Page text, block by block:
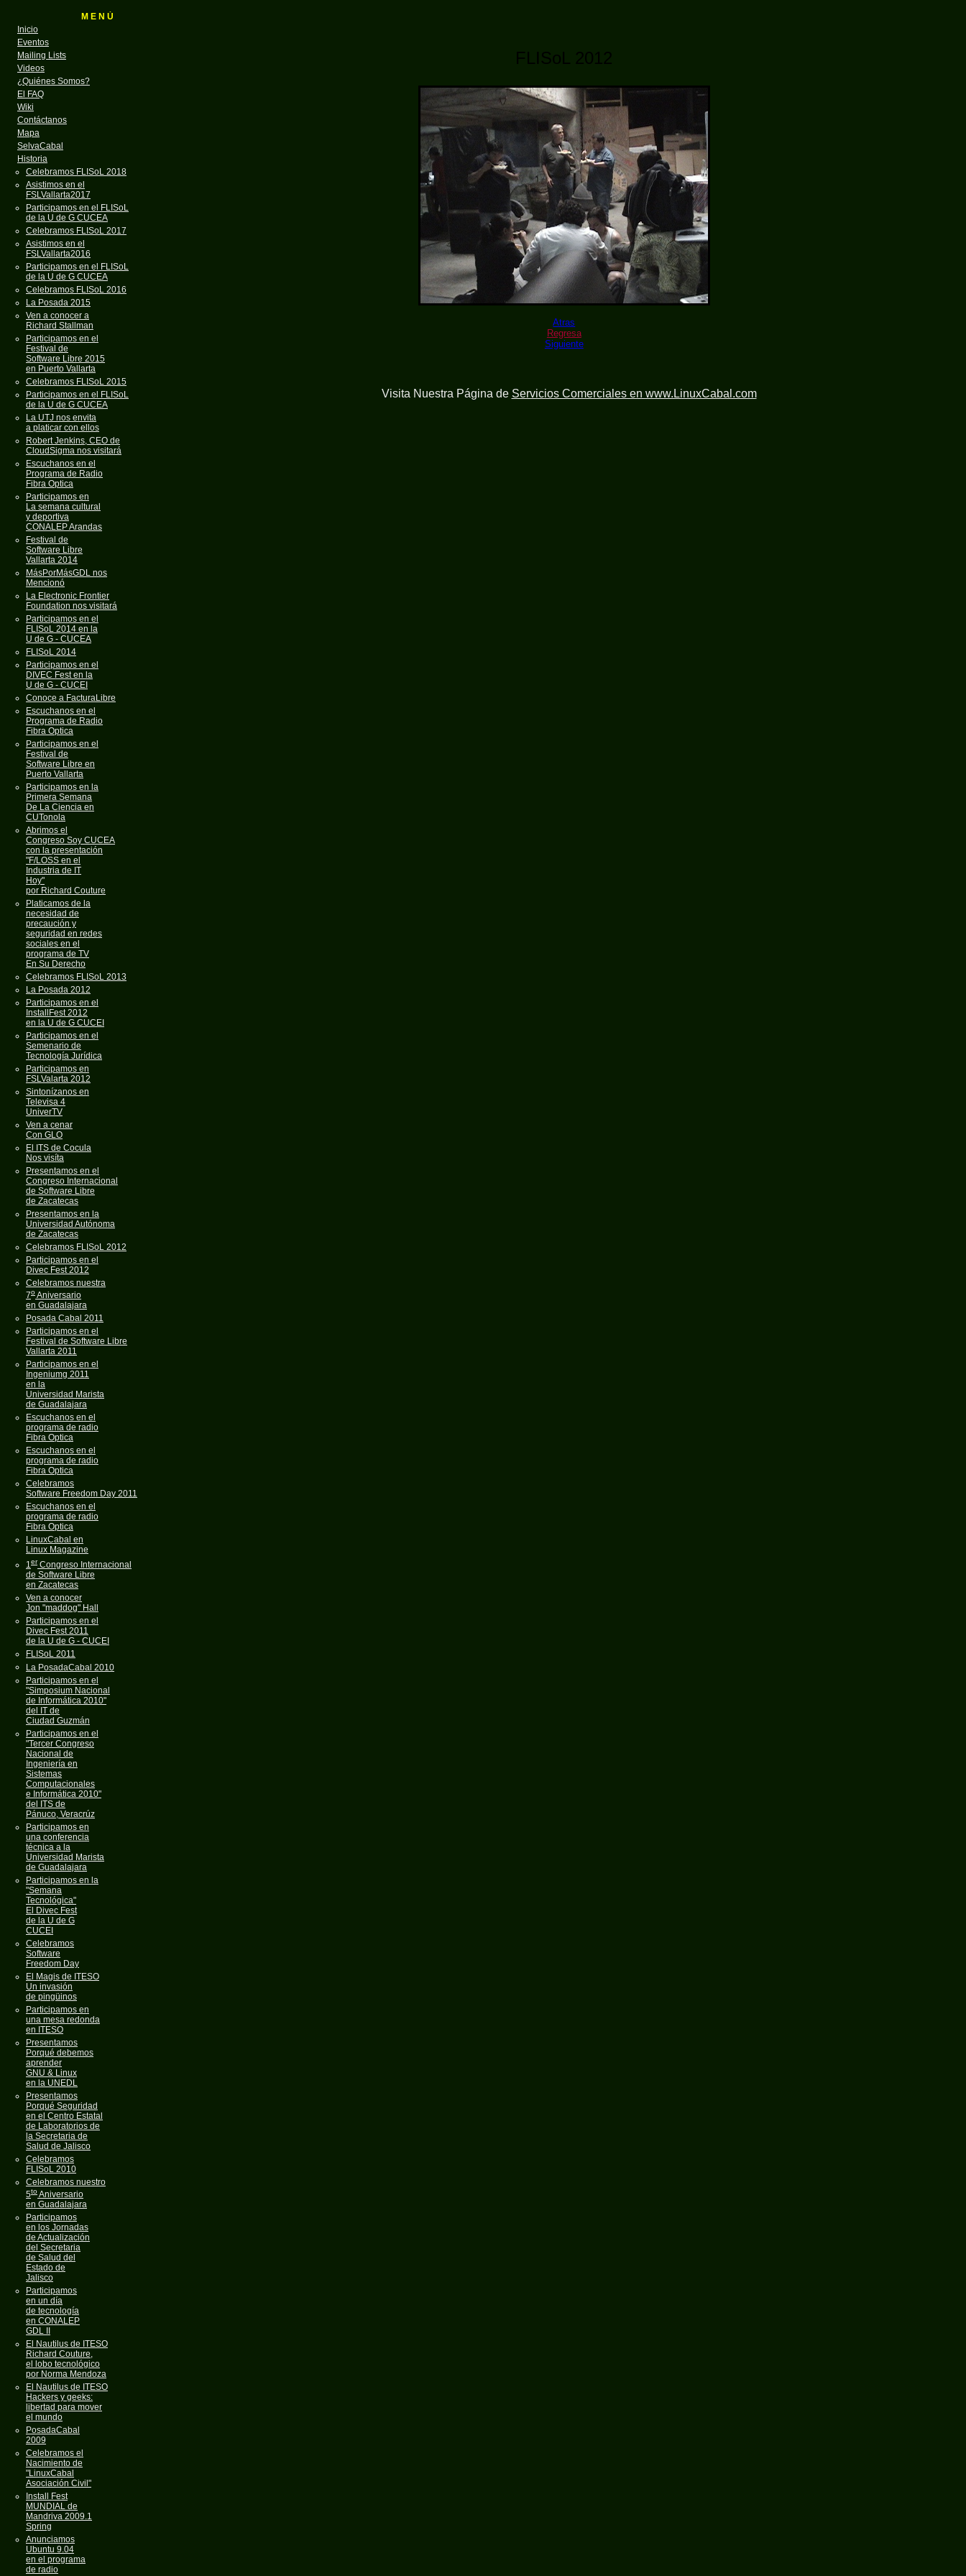
M E N Ú
Inicio
Eventos
Mailing Lists
Videos
¿Quiénes Somos?
El FAQ
Wiki
Contáctanos
Mapa
SelvaCabal
Historia
Celebramos FLISoL 2018
Asistimos en el
FSLVallarta2017
Participamos en el FLISoL
de la U de G CUCEA
Celebramos FLISoL 2017
Asistimos en el
FSLVallarta2016
Participamos en el FLISoL
de la U de G CUCEA
Celebramos FLISoL 2016
La Posada 2015
Ven a conocer a
Richard Stallman
Participamos en el
Festival de
Software Libre 2015
en Puerto Vallarta
Celebramos FLISoL 2015
Participamos en el FLISoL
de la U de G CUCEA
La UTJ nos envita
a platicar con ellos
Robert Jenkins, CEO de
CloudSigma nos visitará
Escuchanos en el
Programa de Radio
Fibra Optica
Participamos en
La semana cultural
y deportiva
CONALEP Arandas
Festival de
Software Libre
Vallarta 2014
MásPorMásGDL nos
Mencionó
La Electronic Frontier
Foundation nos visitará
Participamos en el
FLISoL 2014 en la
U de G - CUCEA
FLISoL 2014
Participamos en el
DIVEC Fest en la
U de G - CUCEI
Conoce a FacturaLibre
Escuchanos en el
Programa de Radio
Fibra Optica
Participamos en el
Festival de
Software Libre en
Puerto Vallarta
Participamos en la
Primera Semana
De La Ciencia en
CUTonola
Abrimos el
Congreso Soy CUCEA
con la presentación
"F/LOSS en el
Industria de IT
Hoy"
por Richard Couture
Platicamos de la
necesidad de
precaución y
seguridad en redes
sociales en el
programa de TV
En Su Derecho
Celebramos FLISoL 2013
La Posada 2012
Participamos en el
InstallFest 2012
en la U de G CUCEI
Participamos en el
Semenario de
Tecnología Jurídica
Participamos en
FSLValarta 2012
Sintonízanos en
Televisa 4
UniverTV
Ven a cenar
Con GLO
El ITS de Cocula
Nos visíta
Presentamos en el
Congreso Internacional
de Software Libre
de Zacatecas
Presentamos en la
Universidad Autónoma
de Zacatecas
Celebramos FLISoL 2012
Participamos en el
Divec Fest 2012
Celebramos nuestra
7oAniversario
en Guadalajara
Posada Cabal 2011
Participamos en el
Festival de Software Libre
Vallarta 2011
Participamos en el
Ingeniumg 2011
en la
Universidad Marista
de Guadalajara
Escuchanos en el
programa de radio
Fibra Optica
Escuchanos en el
programa de radio
Fibra Optica
Celebramos
Software Freedom Day 2011
Escuchanos en el
programa de radio
Fibra Optica
LinuxCabal en
Linux Magazine
1er Congreso Internacional
de Software Libre
en Zacatecas
Ven a conocer
Jon "maddog" Hall
Participamos en el
Divec Fest 2011
de la U de G - CUCEI
FLISoL 2011
La PosadaCabal 2010
Participamos en el
"Simposium Nacional
de Informática 2010"
del IT de
Ciudad Guzmán
Participamos en el
"Tercer Congreso
Nacional de
Ingeniería en
Sistemas
Computacionales
e Informática 2010"
del ITS de
Pánuco, Veracrúz
Participamos en
una conferencia
técnica a la
Universidad Marista
de Guadalajara
Participamos en la
"Semana
Tecnológica"
El Divec Fest
de la U de G
CUCEI
Celebramos
Software
Freedom Day
El Magis de ITESO
Un invasión
de pingüinos
Participamos en
una mesa redonda
en ITESO
Presentamos
Porqué debemos
aprender
GNU & Linux
en la UNEDL
Presentamos
Porqué Seguridad
en el Centro Estatal
de Laboratorios de
la Secretaria de
Salud de Jalisco
Celebramos
FLISoL 2010
Celebramos nuestro
5toAniversario
en Guadalajara
Participamos
en los Jornadas
de Actualización
del Secretaria
de Salud del
Estado de
Jalisco
Participamos
en un día
de tecnología
en CONALEP
GDL II
El Nautilus de ITESO
Richard Couture,
el lobo tecnológico
por Norma Mendoza
El Nautilus de ITESO
Hackers y geeks:
libertad para mover
el mundo
PosadaCabal
2009
Celebramos el
Nacimiento de
"LinuxCabal
Asociación Civil"
Install Fest
MUNDIAL de
Mandriva 2009.1
Spring
Anunciamos
Ubuntu 9.04
en el programa
de radio
FLISoL 2012
Atras
Regresa
Siguiente
Visita Nuestra Página de Servicios Comerciales en www.LinuxCabal.com